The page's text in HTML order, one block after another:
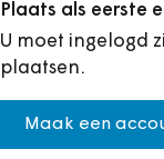
Plaats als eerste
U moet ingelogd
plaatsen.
Maak een